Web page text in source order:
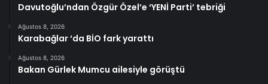
Davutoğlu’ndan Özgür Özel’e ‘YENİ Parti’ tebriği
Ağustos 8, 2026
Karabağlar ‘da BİO fark yarattı
Ağustos 8, 2026
Bakan Gürlek Mumcu ailesiyle görüştü